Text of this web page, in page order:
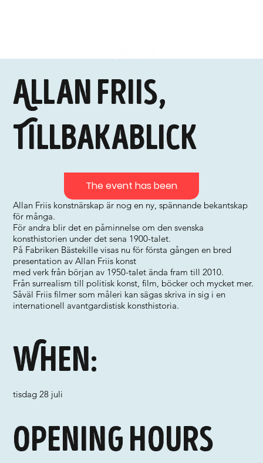
Allan Friis,
Tillbakablick
Allan Friis konstnärskap är nog en ny, spännande bekantskap
för många.
För andra blir det en påminnelse om den svenska
konsthistorien under det sena 1900-talet.
På Fabriken Bästekille visas nu för första gången en bred
presentation av Allan Friis konst
med verk från början av 1950-talet ända fram till 2010.
Från surrealism till politisk konst, film, böcker och mycket mer.
Såväl Friis filmer som måleri kan sägas skriva in sig i en
internationell avantgardistisk konsthistoria.
When:
tisdag 28 juli
Opening hours
The event has been